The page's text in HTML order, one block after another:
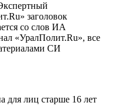
заголовок
со слов ИА
«УралПолит.Ru», все
СИ
для лиц старше 16 лет